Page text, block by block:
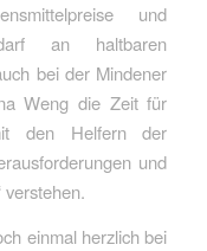
und
an haltbaren
bei der Mindener
Weng die Zeit für
den Helfern der
und
verstehen.
einmal herzlich bei